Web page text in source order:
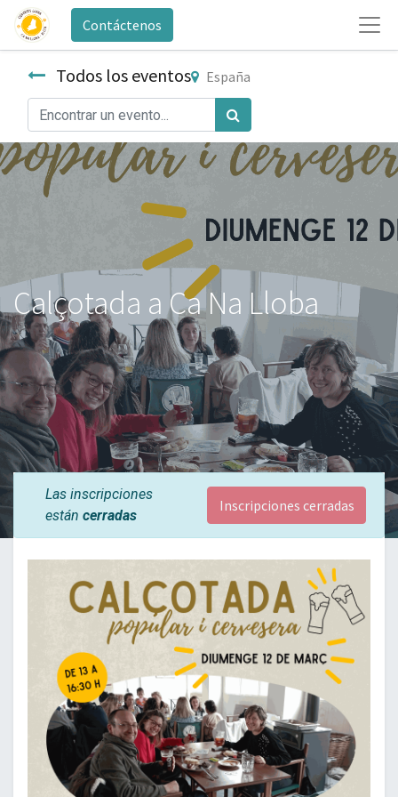
Contáctenos
Todos los eventos España
Calçotada a Ca Na Lloba
Las inscripciones
están cerradas
Inscripciones cerradas